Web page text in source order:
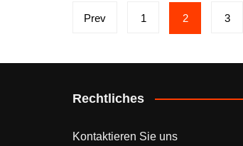
Posts
pagination
Prev 1 2 3
Rechtliches
Kontaktieren Sie uns